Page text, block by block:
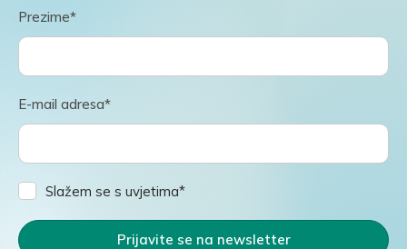
Prezime*
E-mail adresa*
Slažem se s uvjetima*
Prijavite se na newsletter